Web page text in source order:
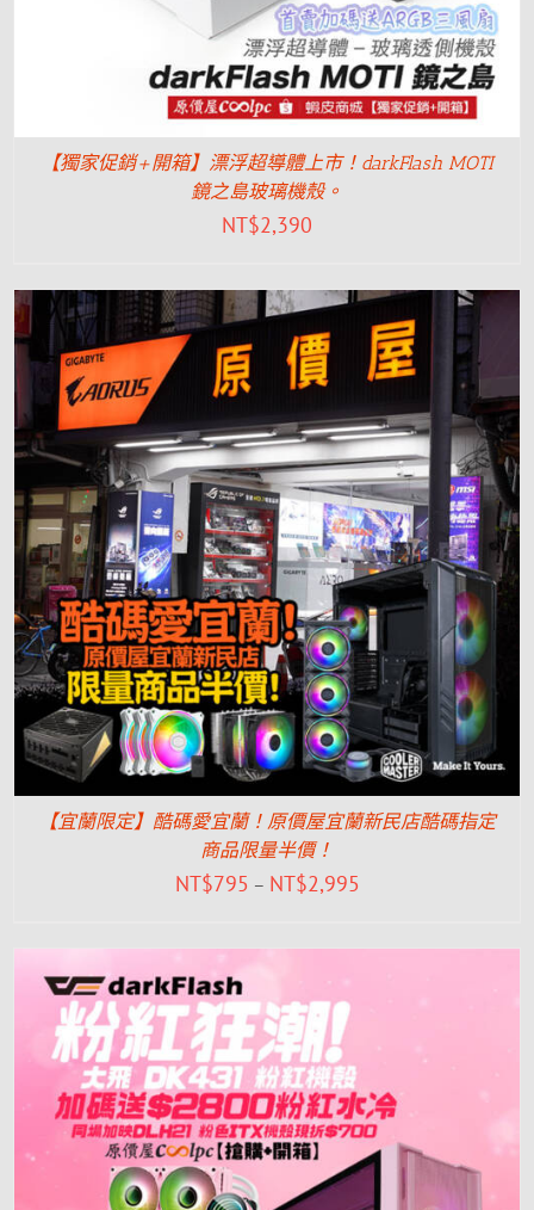
【獨家促銷+開箱】漂浮超導體上市！darkFlash MOTI
鏡之島玻璃機殼。
NT$2,390
【宜蘭限定】酷碼愛宜蘭！原價屋宜蘭新民店酷碼指定
商品限量半價！
NT$795 – NT$2,995